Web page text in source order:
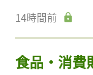
14時間前
食品・消費